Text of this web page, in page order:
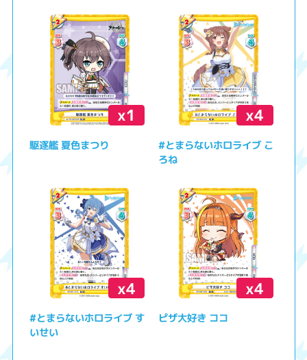
x1
駆逐艦 夏色まつり
x4
#とまらないホロライブ こ
ろね
x4
#とまらないホロライブ す
いせい
x4
ピザ大好き ココ